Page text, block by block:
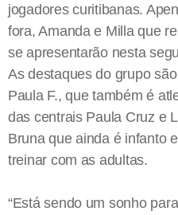
jogadores curitibanas.
fora, Amanda e Milla que
se apresentarão nesta
As destaques do grupo
Paula F., que também é
das centrais Paula Cruz e
Bruna que ainda é infanto
treinar com as adultas.
“Está sendo um sonho